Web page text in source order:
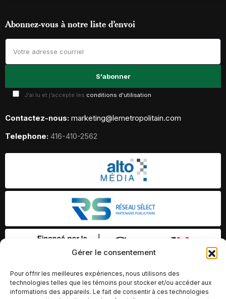
Gérer le consentement
Pour offrir les meilleures expériences, nous utilisons des
technologies telles que les témoins pour stocker et/ou accéder aux
informations des appareils. Le fait de consentir à ces technologies
Abonnez-vous à notre liste d’envoi
J'ai lu et j'accepte les conditions d'utilisation
Contactez-nous: marketing@lemetropolitain.com
Telephone: 416-410-2562